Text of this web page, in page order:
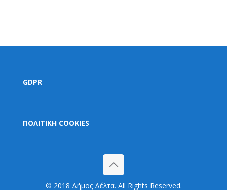
GDPR
ΠΟΛΙΤΙΚΗ COOKIES
© 2018 Δήμος Δέλτα. All Rights Reserved.